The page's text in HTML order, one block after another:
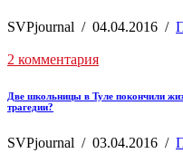
SVPjournal / 04.04.2016 /
2 комментария
Две школьницы в Туле покончили
трагедии?
SVPjournal / 03.04.2016 /